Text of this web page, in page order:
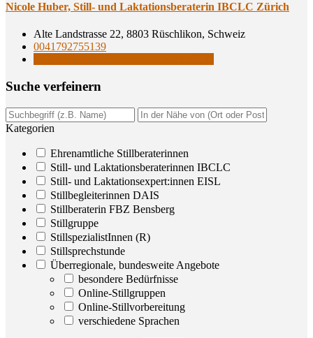
Nico­le Huber, Still- und Lak­ta­ti­ons­be­ra­te­rin IBCLC Zürich
Alte Landstrasse 22, 8803 Rüschlikon, Schweiz
0041792755139
Suche ver­fei­nern
Kategorien
Ehrenamtliche Stillberaterinnen
Still- und Laktationsberaterinnen IBCLC
Still- und Laktationsexpert:innen EISL
Stillbegleiterinnen DAIS
Stillberaterin FBZ Bensberg
Stillgruppe
StillspezialistInnen (R)
Stillsprechstunde
Überregionale, bundesweite Angebote
besondere Bedürfnisse
Online-Stillgruppen
Online-Stillvorbereitung
verschiedene Sprachen